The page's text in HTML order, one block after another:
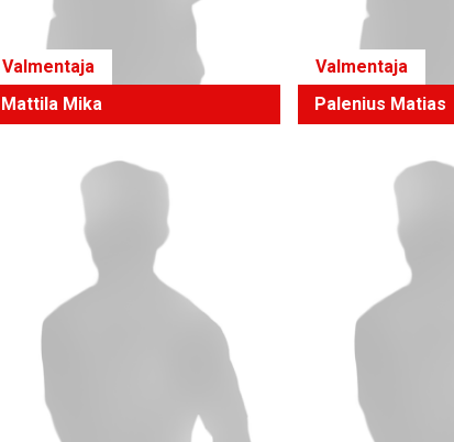
Valmentaja
Mattila Mika
Valmentaja
Palenius Matias